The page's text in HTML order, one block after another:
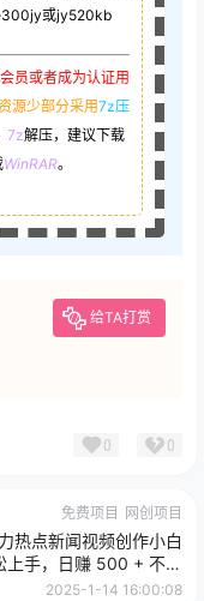
或jy520kb
会员或者成为认证用
源少部分采用7z压
7z解压，建议下载
WinRAR。
给TA打赏
0 0
免费项目 网创项目
热点新闻视频创作小白
上手，日赚 500 + 不是
梦！
2025-1-14 16:00:08